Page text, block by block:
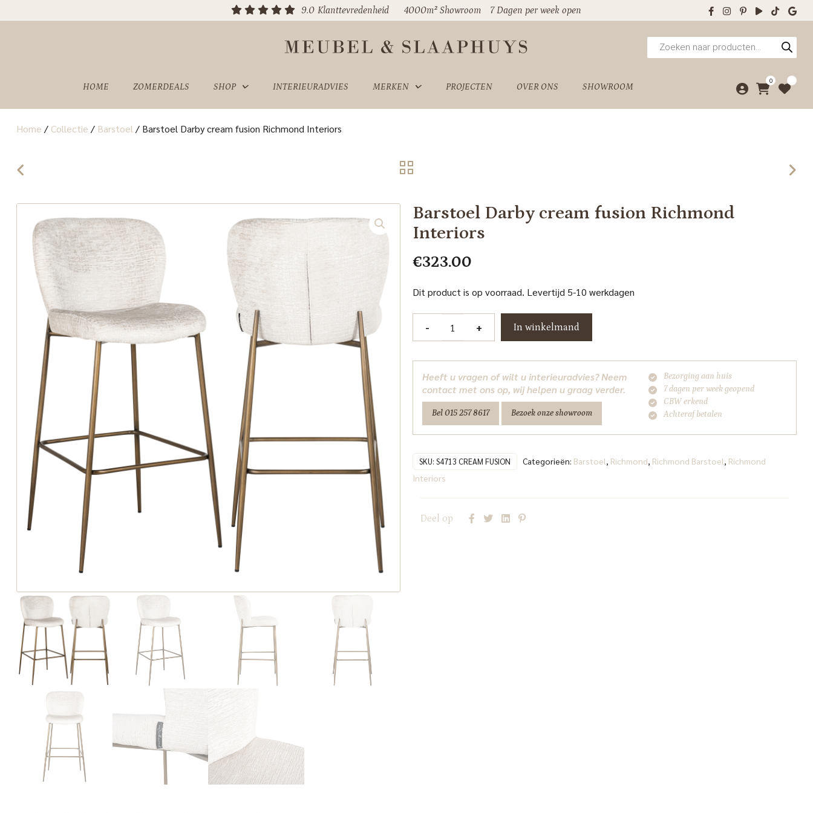
9.0 Klanttevredenheid 4000m² Showroom 7 Dagen per week open
Producten
zoeken
HOME ZOMERDEALS SHOP INTERIEURADVIES MERKEN PROJECTEN OVER ONS SHOWROOM
0
SHOWROOM
Home / Collectie / Barstoel / Barstoel Darby cream fusion Richmond Interiors
Barstoel Darby cream fusion Richmond
Interiors
€323.00
Dit product is op voorraad. Levertijd 5-10 werkdagen
-
Richmond
Interiors
aantal
+ In winkelmand
Heeft u vragen of wilt u interieuradvies? Neem
contact met ons op, wij helpen u graag verder.
Bel 015 257 8617 Bezoek onze showroom
Bezorging aan huis
7 dagen per week geopend
CBW erkend
Achteraf betalen
SKU: S4713 CREAM FUSION Categorieën: Barstoel, Richmond, Richmond Barstoel, Richmond
Interiors
Deel op